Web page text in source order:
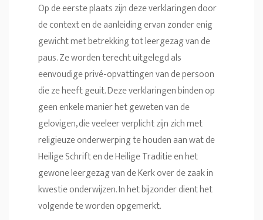
Op de eerste plaats zijn deze verklaringen door
de context en de aanleiding ervan zonder enig
gewicht met betrekking tot leergezag van de
paus. Ze worden terecht uitgelegd als
eenvoudige privé-opvattingen van de persoon
die ze heeft geuit. Deze verklaringen binden op
geen enkele manier het geweten van de
gelovigen, die veeleer verplicht zijn zich met
religieuze onderwerping te houden aan wat de
Heilige Schrift en de Heilige Traditie en het
gewone leergezag van de Kerk over de zaak in
kwestie onderwijzen. In het bijzonder dient het
volgende te worden opgemerkt.